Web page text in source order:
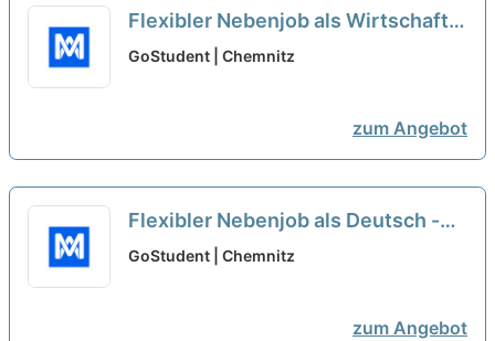
Flexibler Nebenjob als Wirtschaft -
Nachhilfelehrer*in (w/m/d)
GoStudent | Chemnitz
zum Angebot
Flexibler Nebenjob als Deutsch -
Nachhilfelehrer*in (w/m/d)
GoStudent | Chemnitz
zum Angebot